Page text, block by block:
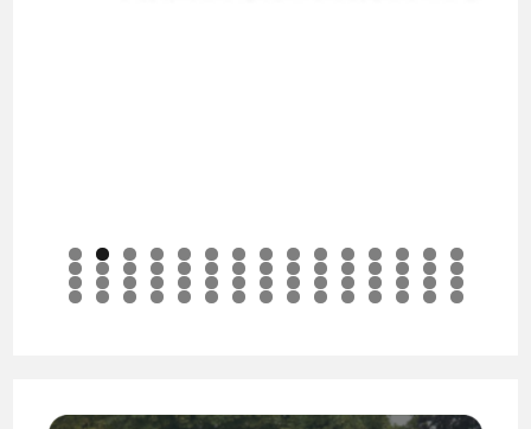
0 1 2 3 4 5
6 7 8 9 0 1 2 3 4 5 6 7 8 9 0
1 2 3 4 5 6 7 8 9 0 1 2 3 4 5
6 7 8 9 0 1 2 3 4 5 6 7 8 9 0